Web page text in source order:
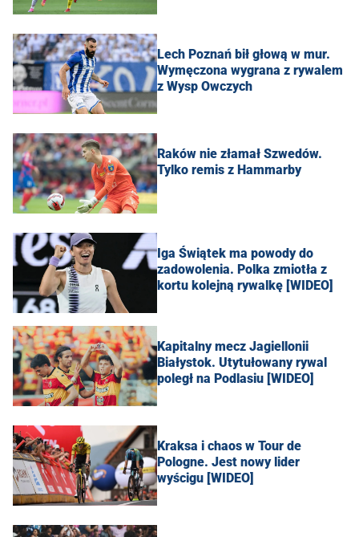
Lech Poznań bił głową w mur.
Wymęczona wygrana z rywalem
z Wysp Owczych
Raków nie złamał Szwedów.
Tylko remis z Hammarby
Iga Świątek ma powody do
zadowolenia. Polka zmiotła z
kortu kolejną rywalkę [WIDEO]
Kapitalny mecz Jagiellonii
Białystok. Utytułowany rywal
poległ na Podlasiu [WIDEO]
Kraksa i chaos w Tour de
Pologne. Jest nowy lider
wyścigu [WIDEO]